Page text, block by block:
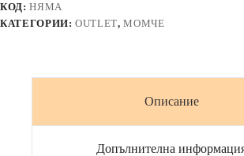
шевица
в
КОД:НЯМА
КАТЕГОРИИ:OUTLET,МОМЧЕ
Описание
Допълнителна